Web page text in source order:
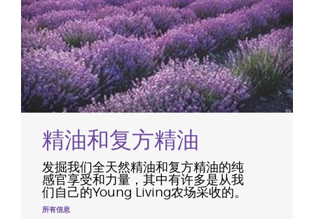
精油和复方精油
发掘我们全天然精油和复方精油的纯
感官享受和力量，其中有许多是从我
们自己的Young Living农场采收的。
所有信息